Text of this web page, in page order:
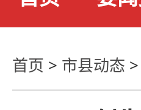
首页 > 市县动态 >